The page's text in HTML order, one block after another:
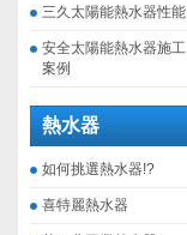
三久太陽能熱水器性能
安全太陽能熱水器施工
案例
熱水器
如何挑選熱水器!?
喜特麗熱水器